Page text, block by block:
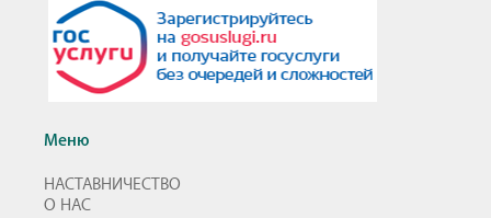
Меню
НАСТАВНИЧЕСТВО
О НАС